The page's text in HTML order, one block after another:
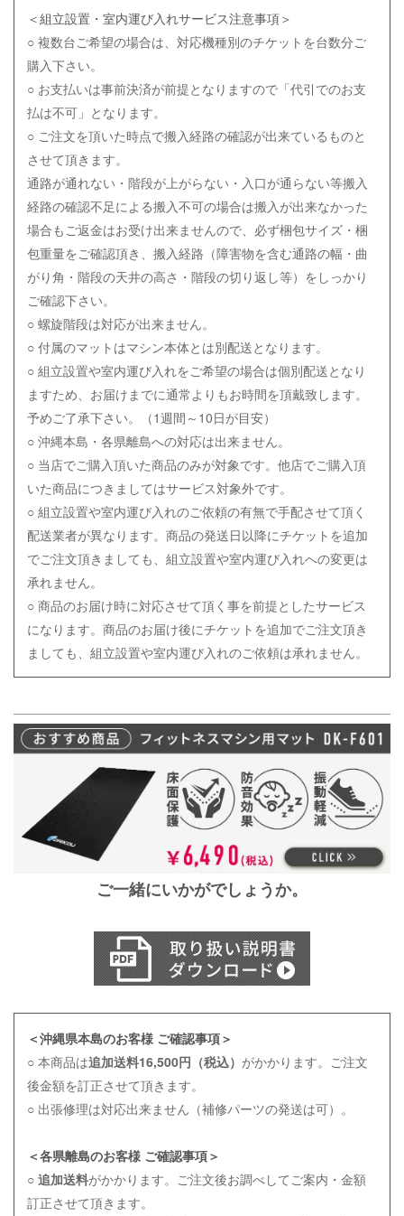
＜組立設置・室内運び入れサービス注意事項＞
○ 複数台ご希望の場合は、対応機種別のチケットを台数分ご
購入下さい。
○ お支払いは事前決済が前提となりますので「代引でのお支
払は不可」となります。
○ ご注文を頂いた時点で搬入経路の確認が出来ているものと
させて頂きます。
通路が通れない・階段が上がらない・入口が通らない等搬入
経路の確認不足による搬入不可の場合は搬入が出来なかった
場合もご返金はお受け出来ませんので、必ず梱包サイズ・梱
包重量をご確認頂き、搬入経路（障害物を含む通路の幅・曲
がり角・階段の天井の高さ・階段の切り返し等）をしっかり
ご確認下さい。
○ 螺旋階段は対応が出来ません。
○ 付属のマットはマシン本体とは別配送となります。
○ 組立設置や室内運び入れをご希望の場合は個別配送となり
ますため、お届けまでに通常よりもお時間を頂戴致します。
予めご了承下さい。（1週間～10日が目安）
○ 沖縄本島・各県離島への対応は出来ません。
○ 当店でご購入頂いた商品のみが対象です。他店でご購入頂
いた商品につきましてはサービス対象外です。
○ 組立設置や室内運び入れのご依頼の有無で手配させて頂く
配送業者が異なります。商品の発送日以降にチケットを追加
でご注文頂きましても、組立設置や室内運び入れへの変更は
承れません。
○ 商品のお届け時に対応させて頂く事を前提としたサービス
になります。商品のお届け後にチケットを追加でご注文頂き
ましても、組立設置や室内運び入れのご依頼は承れません。
ご一緒にいかがでしょうか。
＜沖縄県本島のお客様 ご確認事項＞
○ 本商品は追加送料16,500円（税込） がかかります。ご注文
後金額を訂正させて頂きます。
○ 出張修理は対応出来ません（補修パーツの発送は可）。
＜各県離島のお客様 ご確認事項＞
○ 追加送料がかかります。ご注文後お調べしてご案内・金額
訂正させて頂きます。